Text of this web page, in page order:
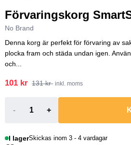
Förvaringskorg
No Brand
Denna korg är perfekt för förvaring av
plocka fram och städa undan igen.
och...
101 kr 131 kr inkl. moms
- +
I lagerSkickas inom 3 - 4 vardagar